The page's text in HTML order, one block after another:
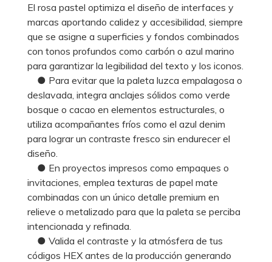
El rosa pastel optimiza el diseño de interfaces y
marcas aportando calidez y accesibilidad, siempre
que se asigne a superficies y fondos combinados
con tonos profundos como carbón o azul marino
para garantizar la legibilidad del texto y los iconos.
● Para evitar que la paleta luzca empalagosa o
deslavada, integra anclajes sólidos como verde
bosque o cacao en elementos estructurales, o
utiliza acompañantes fríos como el azul denim
para lograr un contraste fresco sin endurecer el
diseño.
● En proyectos impresos como empaques o
invitaciones, emplea texturas de papel mate
combinadas con un único detalle premium en
relieve o metalizado para que la paleta se perciba
intencionada y refinada.
● Valida el contraste y la atmósfera de tus
códigos HEX antes de la producción generando